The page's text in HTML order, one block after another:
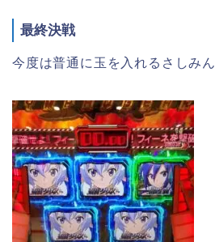
最終決戦
今度は普通に玉を入れるさしみん